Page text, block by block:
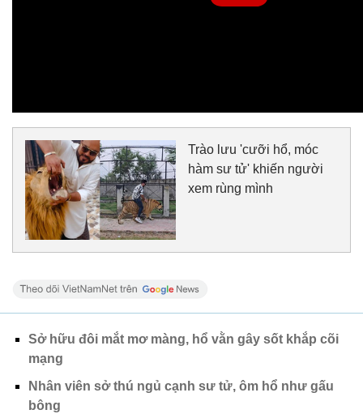
Trào lưu 'cưỡi hổ, móc
hàm sư tử' khiến người
xem rùng mình
Sở hữu đôi mắt mơ màng, hổ vằn gây sốt khắp cõi
mạng
Nhân viên sở thú ngủ cạnh sư tử, ôm hổ như gấu
bông